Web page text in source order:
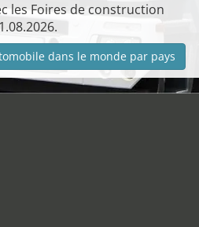
les Foires de construction
dans le monde par pays